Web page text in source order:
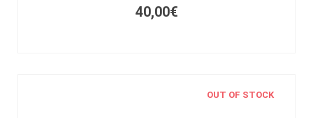
40,00€
OUT OF STOCK